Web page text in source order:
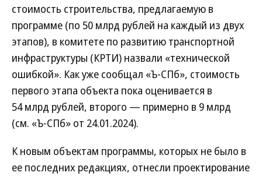
стоимость строительства, предлагаемую в
программе (по 50 млрд рублей на каждый из двух
этапов), в комитете по развитию транспортной
инфраструктуры (КРТИ) назвали «технической
ошибкой». Как уже сообщал «Ъ-СПб», стоимость
первого этапа объекта пока оценивается в
54 млрд рублей, второго — примерно в 9 млрд
(см. «Ъ-СПб» от 24.01.2024).
К новым объектам программы, которых не было в
ее последних редакциях, отнесли проектирование